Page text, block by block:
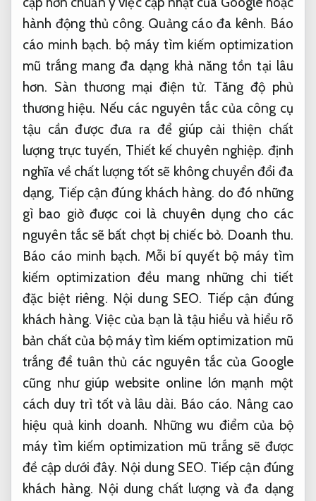
hành động thủ công. Quảng cáo đa kênh. Báo
cáo minh bạch. bộ máy tìm kiếm optimization
mũ trắng mang đa dạng khả năng tồn tại lâu
hơn. Sàn thương mại điện tử. Tăng độ phủ
thương hiệu. Nếu các nguyên tắc của công cụ
tậu cần được đưa ra để giúp cải thiện chất
lượng trực tuyến, Thiết kế chuyên nghiệp. định
nghĩa về chất lượng tốt sẽ không chuyển đổi đa
dạng, Tiếp cận đúng khách hàng. do đó những
gì bao giờ được coi là chuyên dụng cho các
nguyên tắc sẽ bất chợt bị chiếc bỏ. Doanh thu.
Báo cáo minh bạch. Mỗi bí quyết bộ máy tìm
kiếm optimization đều mang những chi tiết
đặc biệt riêng. Nội dung SEO. Tiếp cận đúng
khách hàng. Việc của bạn là tậu hiểu và hiểu rõ
bản chất của bộ máy tìm kiếm optimization mũ
trắng để tuân thủ các nguyên tắc của Google
cũng như giúp website online lớn mạnh một
cách duy trì tốt và lâu dài. Báo cáo. Nâng cao
hiệu quả kinh doanh. Những wu điểm của bộ
máy tìm kiếm optimization mũ trắng sẽ được
đề cập dưới đây. Nội dung SEO. Tiếp cận đúng
khách hàng. Nội dung chất lượng và đa dạng